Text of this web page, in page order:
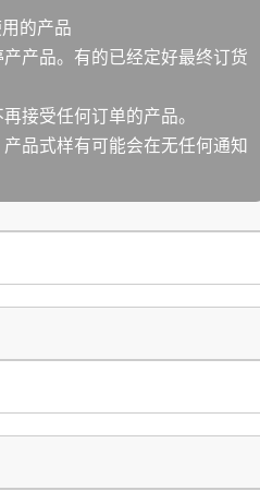
的产品
产品。有的已经定好最终订货
接受任何订单的产品。
品式样有可能会在无任何通知